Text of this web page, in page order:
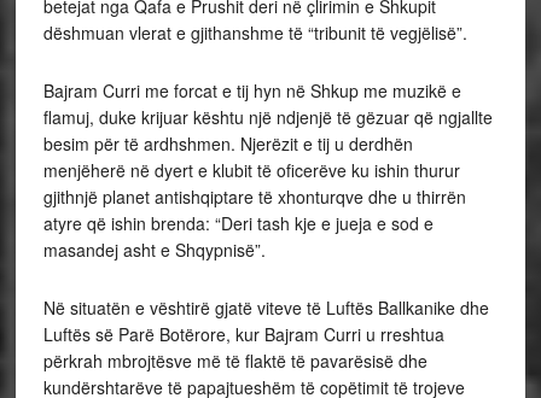
betejat nga Qafa e Prushit deri në çlirimin e Shkupit
dëshmuan vlerat e gjithanshme të “tribunit të vegjëlisë”.
Bajram Curri me forcat e tij hyn në Shkup me muzikë e
flamuj, duke krijuar kështu një ndjenjë të gëzuar që ngjallte
besim për të ardhshmen. Njerëzit e tij u derdhën
menjëherë në dyert e klubit të oficerëve ku ishin thurur
gjithnjë planet antishqiptare të xhonturqve dhe u thirrën
atyre që ishin brenda: “Deri tash kje e jueja e sod e
masandej asht e Shqypnisë”.
Në situatën e vështirë gjatë viteve të Luftës Ballkanike dhe
Luftës së Parë Botërore, kur Bajram Curri u rreshtua
përkrah mbrojtësve më të flaktë të pavarësisë dhe
kundërshtarëve të papajtueshëm të copëtimit të trojeve